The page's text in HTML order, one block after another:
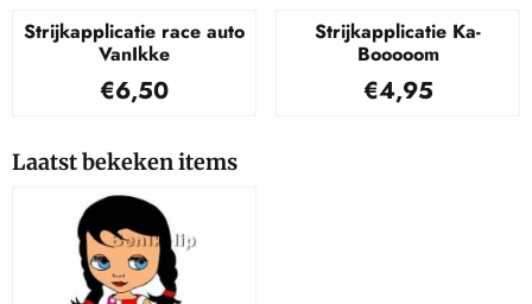
Strijkapplicatie race auto
VanIkke
Prijs: 6,50
€6,50
Strijkapplicatie Ka-
Booooom
Prijs: 4,95
€4,95
Laatst bekeken items